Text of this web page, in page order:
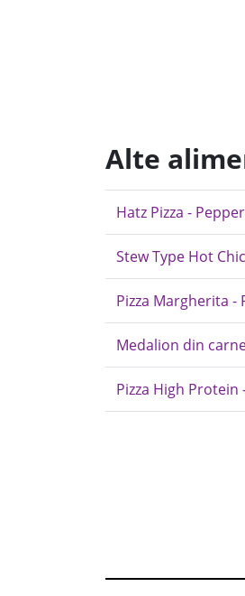
Alte
Hatz Pizza -
Stew Type Hot
Pizza Margherita -
Medalion din
Pizza High